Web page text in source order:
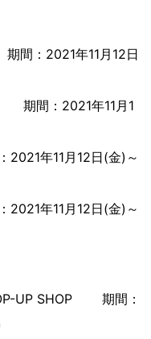
間：2021年11月12日
年11月1
11月12日(金)～
11月12日(金)～
UP SHOP 期間：